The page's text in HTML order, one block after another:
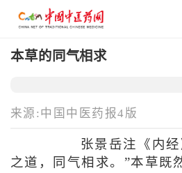
本草的同气相求
来源:中国中医药报4版
张景岳注《内经
之道，同气相求。”本草既